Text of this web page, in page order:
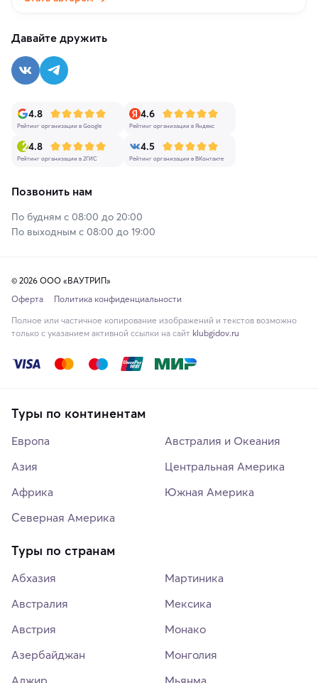
Давайте дружить
4.8
Рейтинг организации в Google
4.6
Рейтинг организации в Яндекс
4.8
Рейтинг организации в 2ГИС
4.5
Рейтинг организации в ВКонтакте
Позвонить нам
По будням с 08:00 до 20:00
По выходным с 08:00 до 19:00
© 2026 ООО «ВАУТРИП»
Оферта
Политика конфиденциальности
Полное или частичное копирование изображений и текстов возможно
только с указанием активной ссылки на сайт klubgidov.ru
Туры по континентам
Европа
Азия
Африка
Северная Америка
Австралия и Океания
Центральная Америка
Южная Америка
Туры по странам
Абхазия
Австралия
Австрия
Азербайджан
Мартиника
Мексика
Монако
Монголия